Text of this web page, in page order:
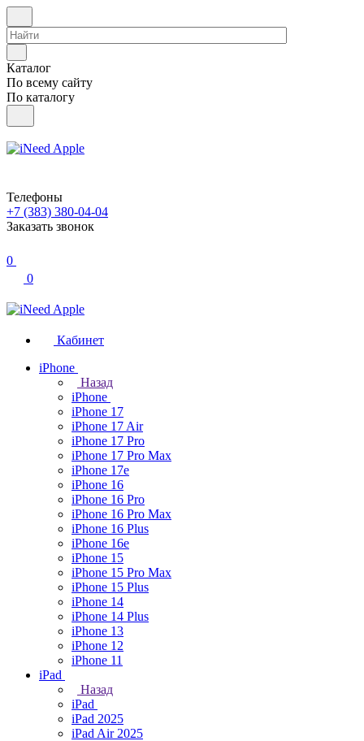
Каталог
По всему сайту
По каталогу
Телефоны
+7 (383) 380-04-04
Заказать звонок
0
0
Кабинет
iPhone
Назад
iPhone
iPhone 17
iPhone 17 Air
iPhone 17 Pro
iPhone 17 Pro Max
iPhone 17e
iPhone 16
iPhone 16 Pro
iPhone 16 Pro Max
iPhone 16 Plus
iPhone 16e
iPhone 15
iPhone 15 Pro Max
iPhone 15 Plus
iPhone 14
iPhone 14 Plus
iPhone 13
iPhone 12
iPhone 11
iPad
Назад
iPad
iPad 2025
iPad Air 2025